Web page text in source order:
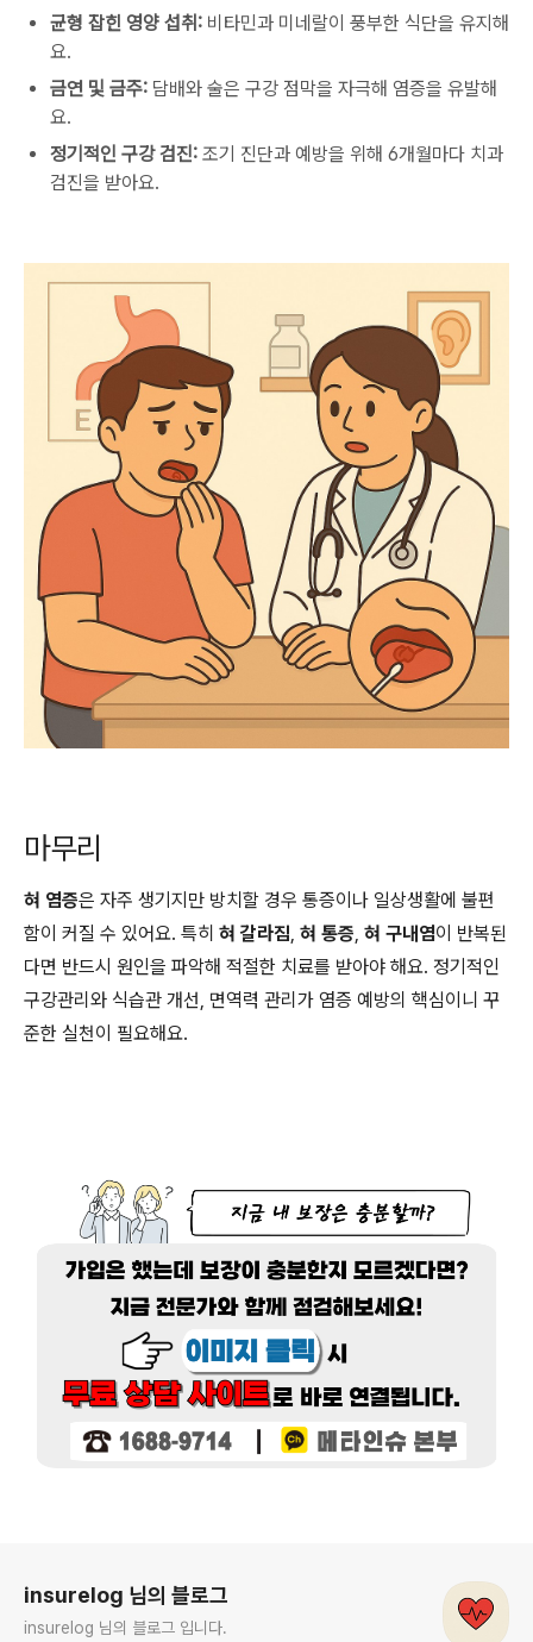
균형 잡힌 영양 섭취: 비타민과 미네랄이 풍부한 식단을 유지해
요.
금연 및 금주: 담배와 술은 구강 점막을 자극해 염증을 유발해
요.
정기적인 구강 검진: 조기 진단과 예방을 위해 6개월마다 치과
검진을 받아요.
마무리
혀 염증은 자주 생기지만 방치할 경우 통증이나 일상생활에 불편
함이 커질 수 있어요. 특히 혀 갈라짐, 혀 통증, 혀 구내염이 반복된
다면 반드시 원인을 파악해 적절한 치료를 받아야 해요. 정기적인
구강관리와 식습관 개선, 면역력 관리가 염증 예방의 핵심이니 꾸
준한 실천이 필요해요.
insurelog 님의 블로그
insurelog 님의 블로그 입니다.